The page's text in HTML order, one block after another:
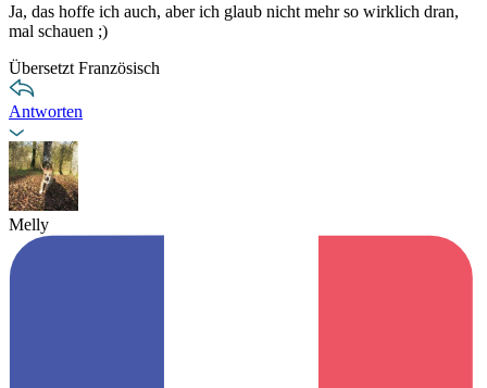
Ja, das hoffe ich auch, aber ich glaub nicht mehr so wirklich dran,
mal schauen ;)
Übersetzt Französisch
Antworten
Melly